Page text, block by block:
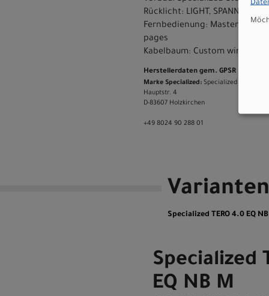
Rücklicht: LIGHT, SPANNINGA,
Fernbedienung: MasterMind
pages
Kabelbaum: Custom wire
Herstellerdaten gem. GPSR
Marke Specialized: Specialized Germany
Hauptstr. 4
D-83607 Holzkirchen
+49 8024 90 288 01
Varianten
Specialized TERO 4.0 EQ NB
Specialized
EQ NB M